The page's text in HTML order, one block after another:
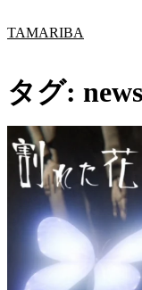
容
キ
ッ
プ
TAMARIBA
タグ: news